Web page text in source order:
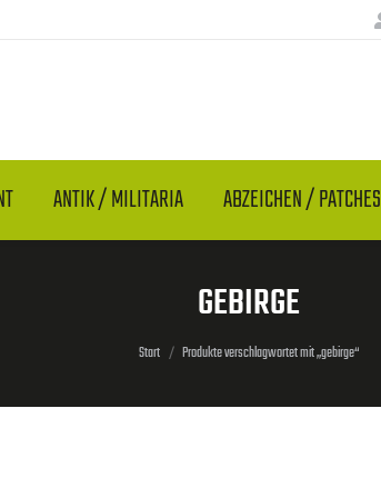
ANTIK / MILITARIA ABZEICHEN / PATCHES
GEBIRGE
Sie befinden sich hier:
Start Produkte verschlagwortet mit „gebirge“